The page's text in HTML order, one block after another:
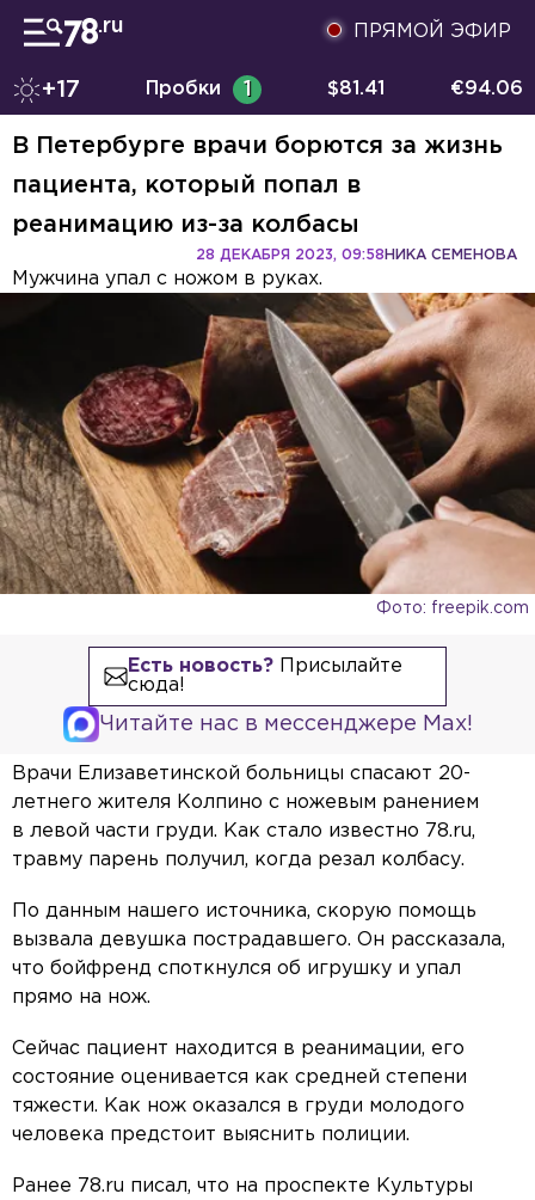
ПРЯМОЙ ЭФИР
+17 Пробки 1 $81.41 €94.06
В Петербурге врачи борются за жизнь
пациента, который попал в
реанимацию из-за колбасы
НИКА СЕМЕНОВА
28 ДЕКАБРЯ 2023, 09:58
Мужчина упал с ножом в руках.
Фото: freepik.com
Есть новость?Присылайте
сюда!
Читайте нас в мессенджере Max!
Врачи Елизаветинской больницы спасают 20-
летнего жителя Колпино с ножевым ранением
в левой части груди. Как стало известно 78.ru,
травму парень получил, когда резал колбасу.
По данным нашего источника, скорую помощь
вызвала девушка пострадавшего. Он рассказала,
что бойфренд споткнулся об игрушку и упал
прямо на нож.
Сейчас пациент находится в реанимации, его
состояние оценивается как средней степени
тяжести. Как нож оказался в груди молодого
человека предстоит выяснить полиции.
Ранее 78.ru писал, что на проспекте Культуры